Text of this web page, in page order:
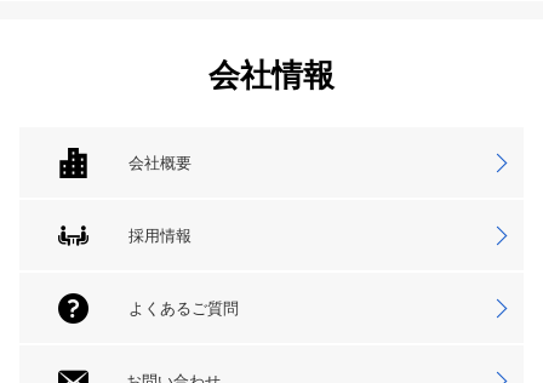
会社情報
会社概要
採用情報
よくあるご質問